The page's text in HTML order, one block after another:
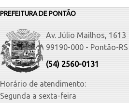
PREFEITURA DE PONTÃO
Av. Júlio Mailhos, 1613
99190-000 - Pontão-RS
(54) 2560-0131
Horário de atendimento:
Segunda a sexta-feira